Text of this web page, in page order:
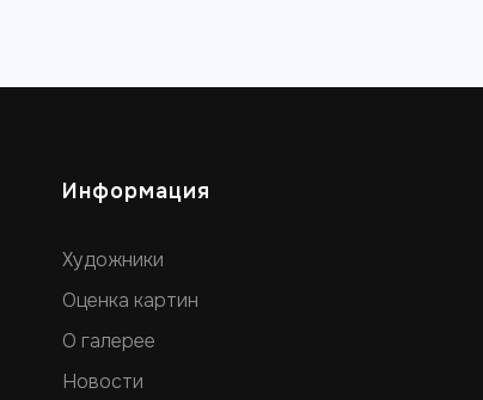
Информация
Художники
Оценка картин
О галерее
Новости